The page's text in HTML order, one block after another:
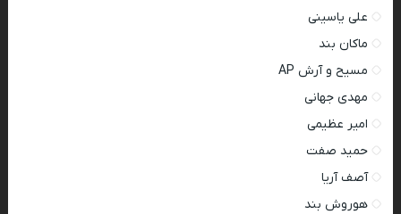
علی یاسینی
ماکان بند
مسیح و آرش AP
مهدی جهانی
امیر عظیمی
حمید صفت
آصف آریا
هوروش بند